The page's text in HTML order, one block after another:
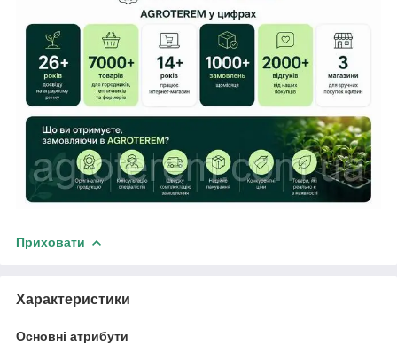
Приховати
Характеристики
Основні атрибути